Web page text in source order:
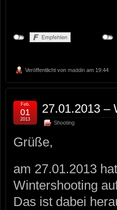
Veröffentlicht von maddin am 19:44
27.01.2013 –
Shooting
Feb.
01
2013
Grüße,
am 27.01.2013
Wintershooting
Das ist dabei